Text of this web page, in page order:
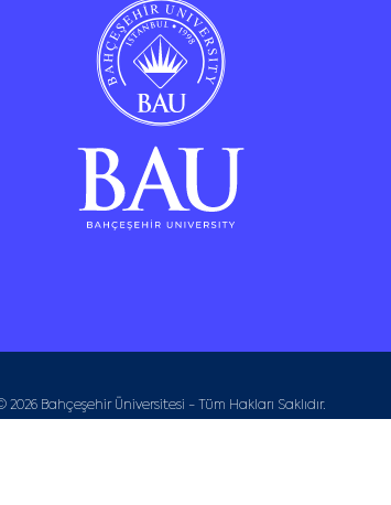
2026 Bahçeşehir Üniversitesi - Tüm Hakları Saklıdır.